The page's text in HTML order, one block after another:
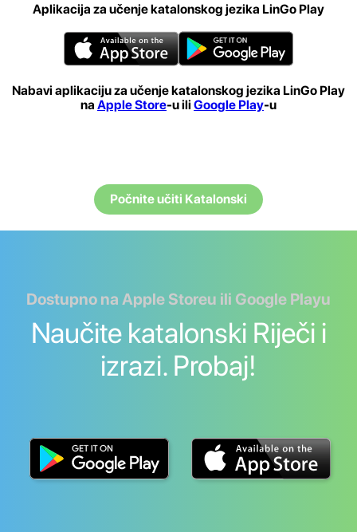
Aplikacija za učenje katalonskog jezika LinGo Play
Nabavi aplikaciju za učenje katalonskog jezika LinGo Play
na Apple Store-u ili Google Play-u
Počnite učiti Katalonski
Dostupno na Apple Storeu ili Google Playu
Naučite katalonski Riječi i
izrazi. Probaj!